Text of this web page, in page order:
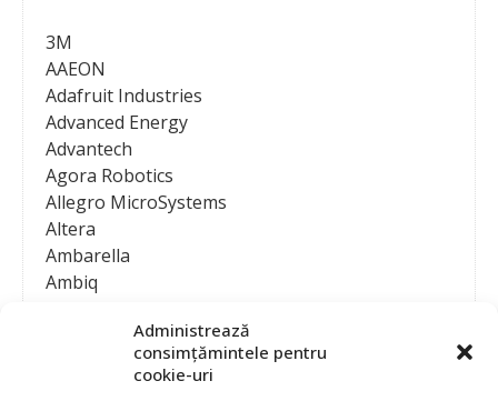
Administrează
consimțămintele pentru
cookie-uri
3M
AAEON
Adafruit Industries
Advanced Energy
Advantech
Agora Robotics
Allegro MicroSystems
Altera
Ambarella
Ambiq
Analog Devices
Anritsu Corporation